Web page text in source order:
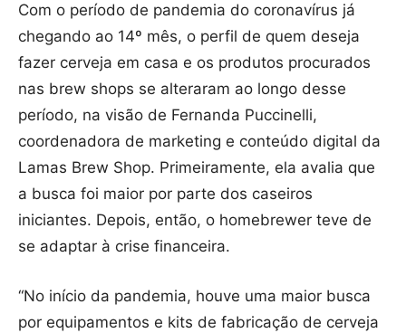
Com o período de pandemia do coronavírus já
chegando ao 14º mês, o perfil de quem deseja
fazer cerveja em casa e os produtos procurados
nas brew shops se alteraram ao longo desse
período, na visão de Fernanda Puccinelli,
coordenadora de marketing e conteúdo digital da
Lamas Brew Shop. Primeiramente, ela avalia que
a busca foi maior por parte dos caseiros
iniciantes. Depois, então, o homebrewer teve de
se adaptar à crise financeira.
“No início da pandemia, houve uma maior busca
por equipamentos e kits de fabricação de cerveja